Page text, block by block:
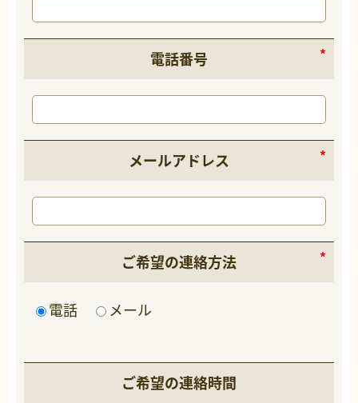
電話番号
メールアドレス
ご希望の連絡方法
電話 メール
ご希望の連絡時間